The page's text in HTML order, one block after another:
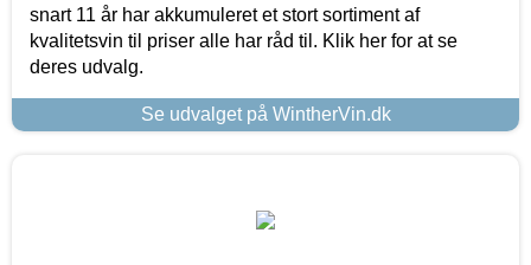
snart 11 år har akkumuleret et stort sortiment af
kvalitetsvin til priser alle har råd til. Klik her for at se
deres udvalg.
Se udvalget på WintherVin.dk